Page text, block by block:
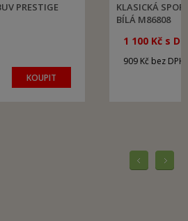
PRESTIGE
KOUPIT
KLASICKÁ
BÍLÁ M86808
1 100 Kč s
909 Kč bez DPH